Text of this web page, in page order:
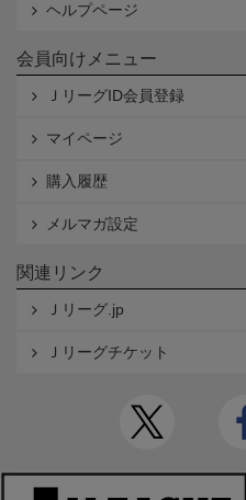
ヘルプページ
会員向けメニュー
ＪリーグID会員登録
マイページ
購入履歴
メルマガ設定
関連リンク
Ｊリーグ.jp
Ｊリーグチケット